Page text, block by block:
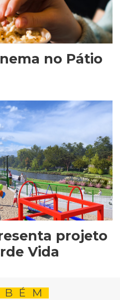
no Pátio
projeto
Vida